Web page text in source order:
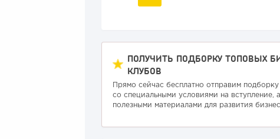
ПОЛУЧИТЬ ПОДБОРКУ ТОПОВЫХ
КЛУБОВ
Прямо сейчас бесплатно отправим
со специальными условиями на вступление,
полезными материалами для развития